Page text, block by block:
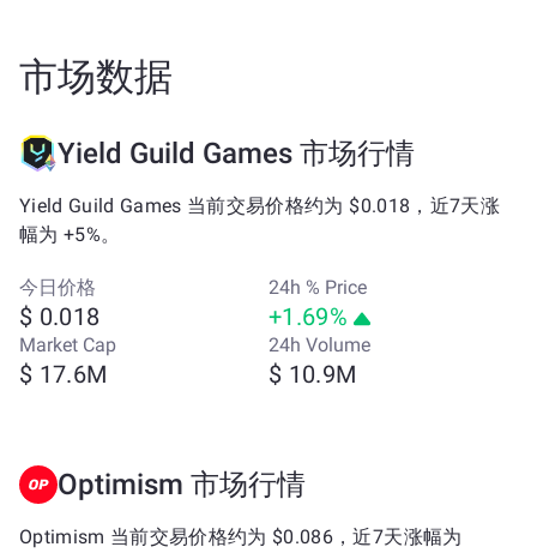
市场数据
Yield Guild Games 市场行情
Yield Guild Games 当前交易价格约为 $0.018，近7天涨
幅为 +5%。
今日价格
$ 0.018
24h % Price
+1.69%
Market Cap
$ 17.6M
24h Volume
$ 10.9M
Optimism 市场行情
Optimism 当前交易价格约为 $0.086，近7天涨幅为